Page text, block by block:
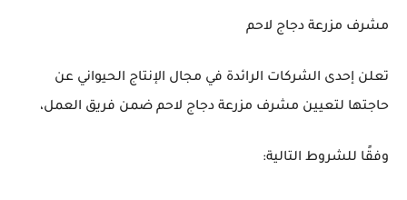
مشرف مزرعة دجاج لاحم
تعلن إحدى الشركات الرائدة في مجال الإنتاج الحيواني عن
حاجتها لتعيين مشرف مزرعة دجاج لاحم ضمن فريق العمل،
وفقًا للشروط التالية: